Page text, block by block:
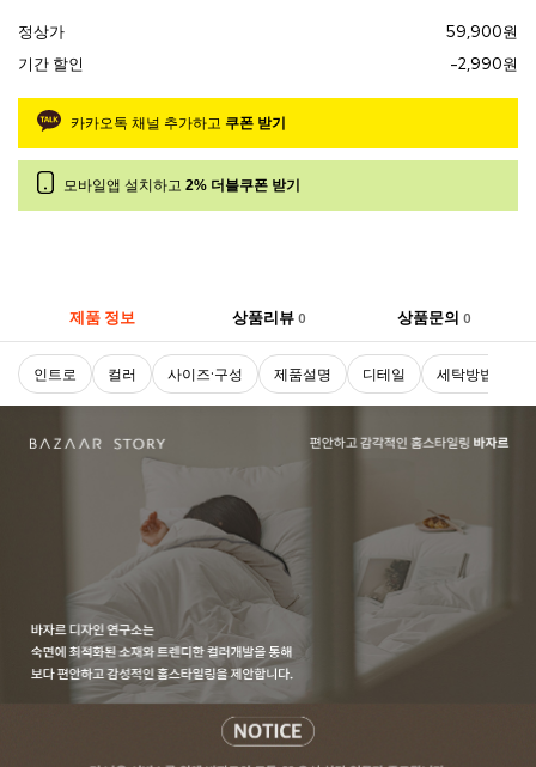
정상가
59,900원
기간 할인
-2,990원
카카오톡 채널 추가하고 쿠폰 받기
모바일앱 설치하고 2% 더블쿠폰 받기
제품 정보 상품리뷰 0 상품문의0
인트로 컬러 사이즈·구성 제품설명 디테일 세탁방법